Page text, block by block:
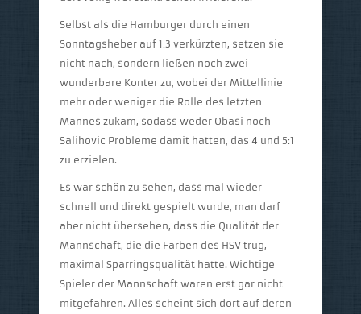
Selbst als die Hamburger durch einen
Sonntagsheber auf 1:3 verkürzten, setzen sie
nicht nach, sondern ließen noch zwei
wunderbare Konter zu, wobei der Mittellinie
mehr oder weniger die Rolle des letzten
Mannes zukam, sodass weder Obasi noch
Salihovic Probleme damit hatten, das 4 und 5:1
zu erzielen.
Es war schön zu sehen, dass mal wieder
schnell und direkt gespielt wurde, man darf
aber nicht übersehen, dass die Qualität der
Mannschaft, die die Farben des HSV trug,
maximal Sparringsqualität hatte. Wichtige
Spieler der Mannschaft waren erst gar nicht
mitgefahren. Alles scheint sich dort auf deren